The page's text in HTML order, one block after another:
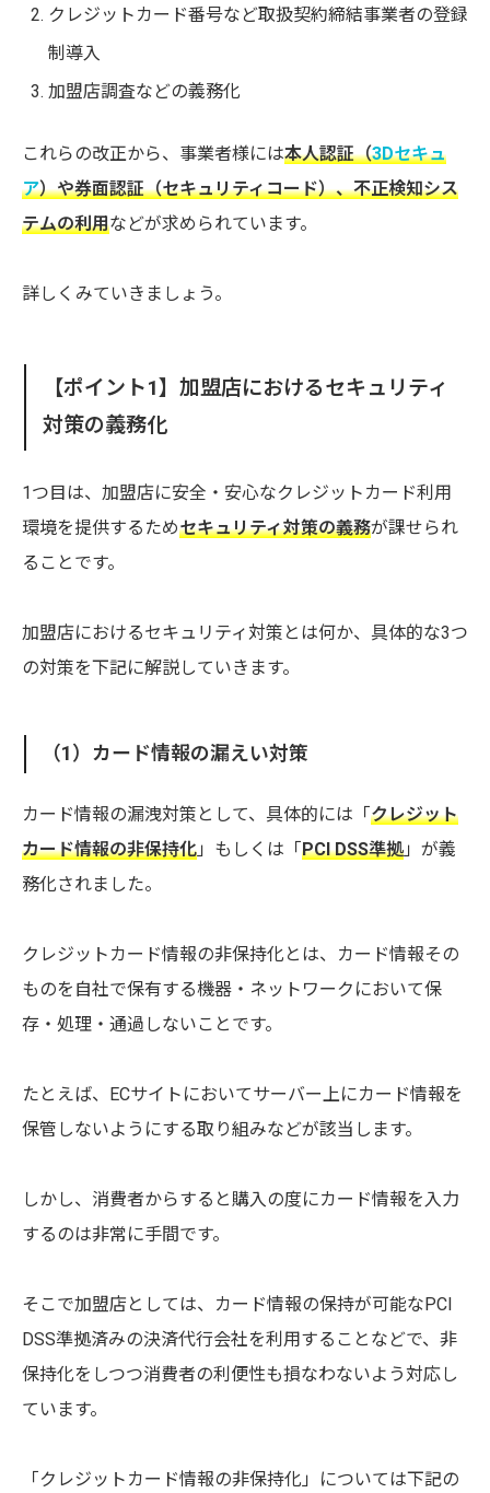
クレジットカード番号など取扱契約締結事業者の登録
制導入
加盟店調査などの義務化
これらの改正から、事業者様には本人認証（3Dセキュ
ア）や券面認証（セキュリティコード）、不正検知シス
テムの利用などが求められています。
詳しくみていきましょう。
【ポイント1】加盟店におけるセキュリティ
対策の義務化
1つ目は、加盟店に安全・安心なクレジットカード利用
環境を提供するためセキュリティ対策の義務が課せられ
ることです。
加盟店におけるセキュリティ対策とは何か、具体的な3つ
の対策を下記に解説していきます。
（1）カード情報の漏えい対策
カード情報の漏洩対策として、具体的には「クレジット
カード情報の非保持化 」もしくは「PCI DSS準拠 」が義
務化されました。
クレジットカード情報の非保持化とは、カード情報その
ものを自社で保有する機器・ネットワークにおいて保
存・処理・通過しないことです。
たとえば、ECサイトにおいてサーバー上にカード情報を
保管しないようにする取り組みなどが該当します。
しかし、消費者からすると購入の度にカード情報を入力
するのは非常に手間です。
そこで加盟店としては、カード情報の保持が可能なPCI
DSS準拠済みの決済代行会社を利用することなどで、非
保持化をしつつ消費者の利便性も損なわないよう対応し
ています。
「クレジットカード情報の非保持化」については下記の